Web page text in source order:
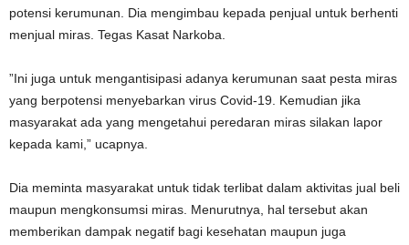
potensi kerumunan. Dia mengimbau kepada penjual untuk berhenti
menjual miras. Tegas Kasat Narkoba.
”Ini juga untuk mengantisipasi adanya kerumunan saat pesta miras
yang berpotensi menyebarkan virus Covid-19. Kemudian jika
masyarakat ada yang mengetahui peredaran miras silakan lapor
kepada kami,” ucapnya.
Dia meminta masyarakat untuk tidak terlibat dalam aktivitas jual beli
maupun mengkonsumsi miras. Menurutnya, hal tersebut akan
memberikan dampak negatif bagi kesehatan maupun juga